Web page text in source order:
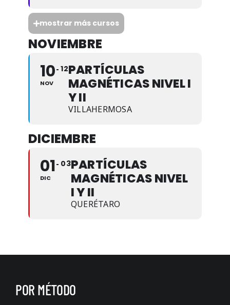
mostrar más cursos
NOVIEMBRE
10
NOV
12PARTÍCULAS
MAGNÉTICAS NIVEL I
Y II
VILLAHERMOSA
DICIEMBRE
01
DIC
03PARTÍCULAS
MAGNÉTICAS NIVEL
I Y II
QUERÉTARO
POR MÉTODO